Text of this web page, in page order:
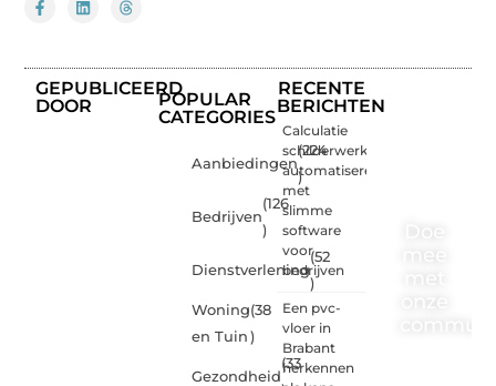
GEPUBLICEERD
DOOR
POPULAR
CATEGORIES
Aanbiedingen
(224
)
Bedrijven
(126
)
Dienstverlening
(52
)
Woning
en Tuin
(38
)
Gezondheid
(33
RECENTE
BERICHTEN
Calculatie
schilderwerk
automatiseren
met
slimme
software
voor
bedrijven
Een pvc-
vloer in
Brabant
herkennen